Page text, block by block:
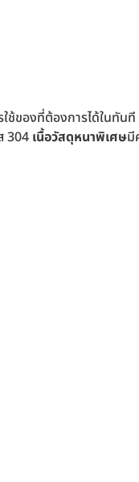
ใช้ของที่ต้องการได้ใน
304 เนื้อวัสดุหนาพิเศษมี